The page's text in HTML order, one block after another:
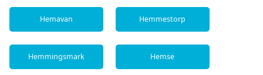
Hemavan Hemmestorp
Hemmingsmark Hemse